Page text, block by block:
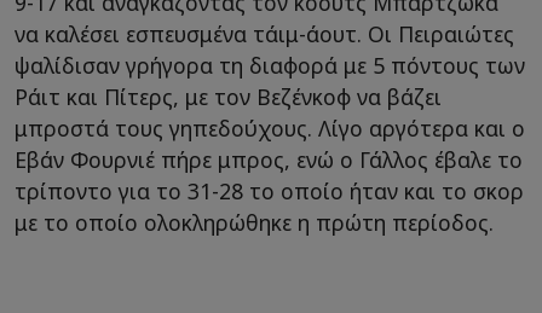
να καλέσει εσπευσμένα τάιμ-άουτ. Οι Πειραιώτες
ψαλίδισαν γρήγορα τη διαφορά με 5 πόντους των
Ράιτ και Πίτερς, με τον Βεζένκοφ να βάζει
μπροστά τους γηπεδούχους. Λίγο αργότερα και ο
Εβάν Φουρνιέ πήρε μπρος, ενώ ο Γάλλος έβαλε το
τρίποντο για το 31-28 το οποίο ήταν και το σκορ
με το οποίο ολοκληρώθηκε η πρώτη περίοδος.